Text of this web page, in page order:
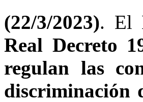
(22/3/2023). El
Real Decreto
regulan las
discriminación